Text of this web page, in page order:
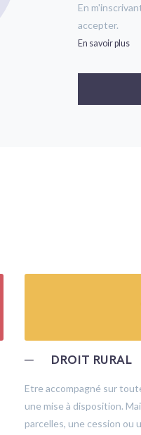
En
accepter.
En savoir plus
─ DROIT RURAL
Etre accompagné sur
une mise à disposition.
parcelles, une cession ou